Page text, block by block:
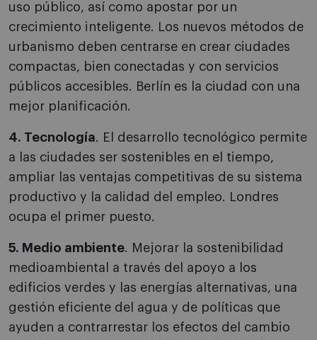
uso público, así como apostar por un
crecimiento inteligente. Los nuevos métodos de
urbanismo deben centrarse en crear ciudades
compactas, bien conectadas y con servicios
públicos accesibles. Berlín es la ciudad con una
mejor planificación.
4. Tecnología. El desarrollo tecnológico permite
a las ciudades ser sostenibles en el tiempo,
ampliar las ventajas competitivas de su sistema
productivo y la calidad del empleo. Londres
ocupa el primer puesto.
5. Medio ambiente. Mejorar la sostenibilidad
medioambiental a través del apoyo a los
edificios verdes y las energías alternativas, una
gestión eficiente del agua y de políticas que
ayuden a contrarrestar los efectos del cambio